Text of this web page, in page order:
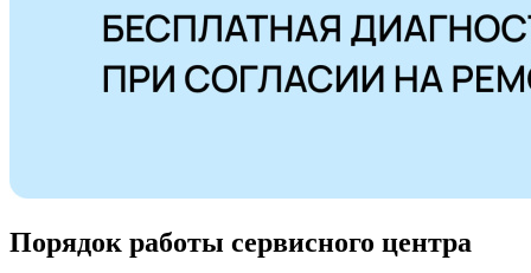
Порядок работы сервисного центра